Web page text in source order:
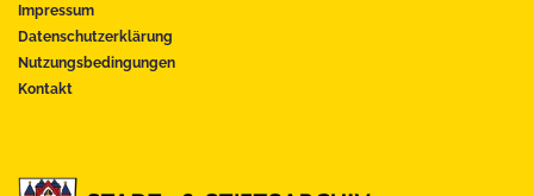
Impressum
Datenschutzerklärung
Nutzungsbedingungen
Kontakt